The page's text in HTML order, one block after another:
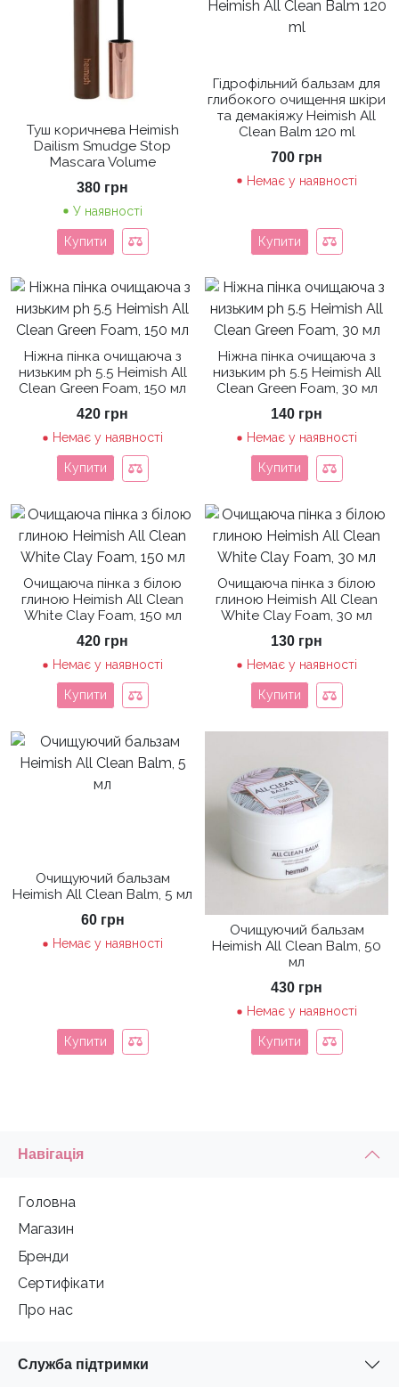
Туш коричнева Heimish
Dailism Smudge Stop
Mascara Volume
380 грн
У наявності
Купити
Гідрофільний бальзам для
глибокого очищення шкіри
та демакіяжу Heimish All
Clean Balm 120 ml
700 грн
Немає у наявності
Купити
Ніжна пінка очищаюча з
низьким ph 5.5 Heimish All
Clean Green Foam, 150 мл
420 грн
Немає у наявності
Купити
Ніжна пінка очищаюча з
низьким ph 5.5 Heimish All
Clean Green Foam, 30 мл
140 грн
Немає у наявності
Купити
Очищаюча пінка з білою
глиною Heimish All Clean
White Clay Foam, 150 мл
420 грн
Немає у наявності
Купити
Очищаюча пінка з білою
глиною Heimish All Clean
White Clay Foam, 30 мл
130 грн
Немає у наявності
Купити
Очищуючий бальзам
Heimish All Clean Balm, 5 мл
60 грн
Немає у наявності
Купити
Очищуючий бальзам
Heimish All Clean Balm, 50
мл
430 грн
Немає у наявності
Купити
Навігація
Головна
Магазин
Бренди
Сертифікати
Про нас
Служба підтримки